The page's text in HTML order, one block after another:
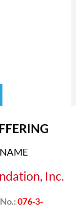
Inc.
076-3-